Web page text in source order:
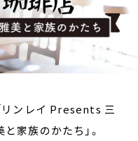
リンレイ Presents 三
家族のかたち」。